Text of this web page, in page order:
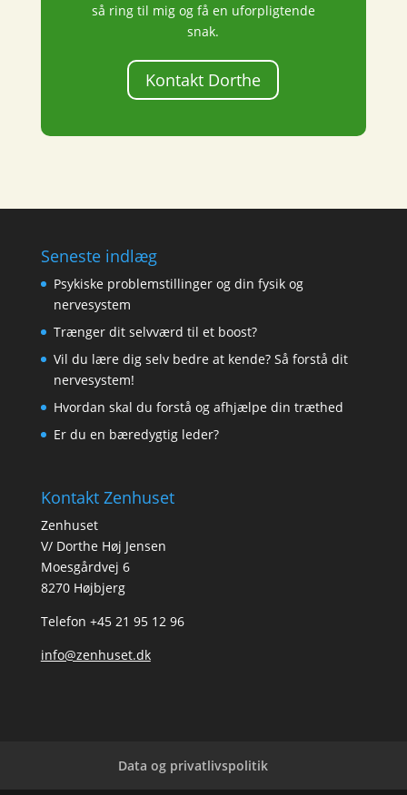
så ring til mig og få en uforpligtende
snak.
Kontakt Dorthe
Seneste indlæg
Psykiske problemstillinger og din fysik og
nervesystem
Trænger dit selvværd til et boost?
Vil du lære dig selv bedre at kende? Så forstå dit
nervesystem!
Hvordan skal du forstå og afhjælpe din træthed
Er du en bæredygtig leder?
Kontakt Zenhuset
Zenhuset
V/ Dorthe Høj Jensen
Moesgårdvej 6
8270 Højbjerg
Telefon +45 21 95 12 96
info@zenhuset.dk
Data og privatlivspolitik